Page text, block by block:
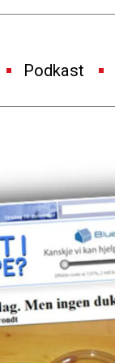
Podkast